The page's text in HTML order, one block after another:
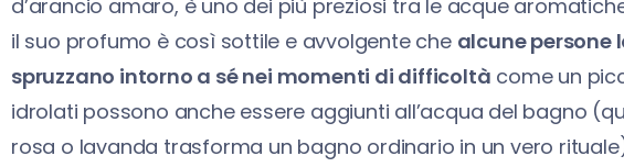
d’arancio amaro, è uno dei più preziosi tra le acque
il suo profumo è così sottile e avvolgente che alcune persone
spruzzano intorno a sé nei momenti di difficoltà come un
idrolati possono anche essere aggiunti all’acqua del bagno
rosa o lavanda trasforma un bagno ordinario in un vero